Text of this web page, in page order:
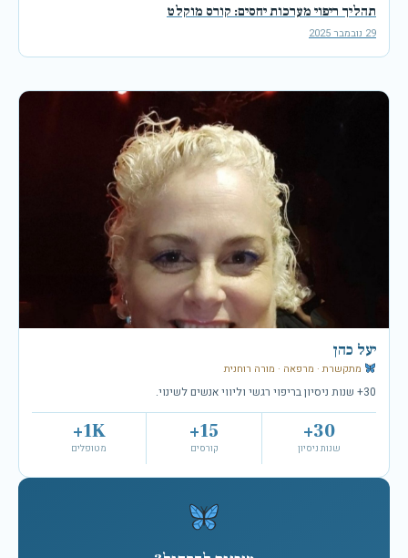
תהליך ריפוי מערכות יחסים: קורס מוקלט
29 נובמבר 2025
יעל כהן
מתקשרת · מרפאה · מורה רוחנית
30+ שנות ניסיון בריפוי רגשי וליווי אנשים לשינוי.
30+
שנות ניסיון
15+
קורסים
1K+
מטופלים